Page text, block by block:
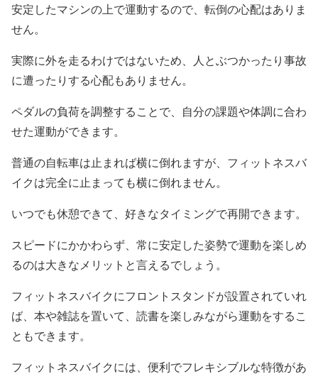
安定したマシンの上で運動するので、転倒の心配はありま
せん。
実際に外を走るわけではないため、人とぶつかったり事故
に遭ったりする心配もありません。
ペダルの負荷を調整することで、自分の課題や体調に合わ
せた運動ができます。
普通の自転車は止まれば横に倒れますが、フィットネスバ
イクは完全に止まっても横に倒れません。
いつでも休憩できて、好きなタイミングで再開できます。
スピードにかかわらず、常に安定した姿勢で運動を楽しめ
るのは大きなメリットと言えるでしょう。
フィットネスバイクにフロントスタンドが設置されていれ
ば、本や雑誌を置いて、読書を楽しみながら運動をするこ
ともできます。
フィットネスバイクには、便利でフレキシブルな特徴があ